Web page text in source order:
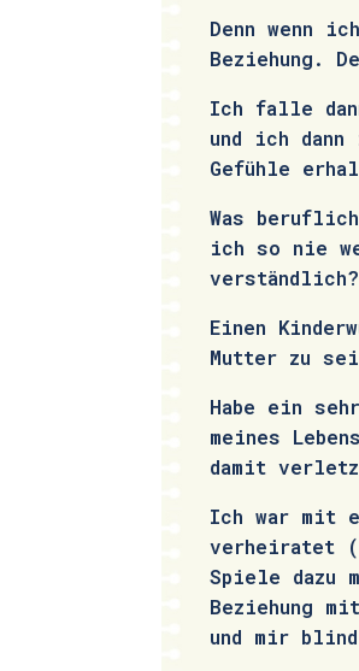
Denn wenn
Beziehung.
Ich falle
und ich
Gefühle
Was
ich so nie
verständlich?
Einen
Mutter zu
Habe ein
meines
damit
Ich war mit
verheiratet
Spiele dazu
Beziehung
und mir